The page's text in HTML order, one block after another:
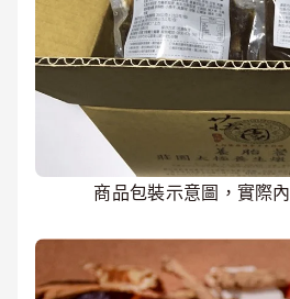
商品包裝示意圖，實際